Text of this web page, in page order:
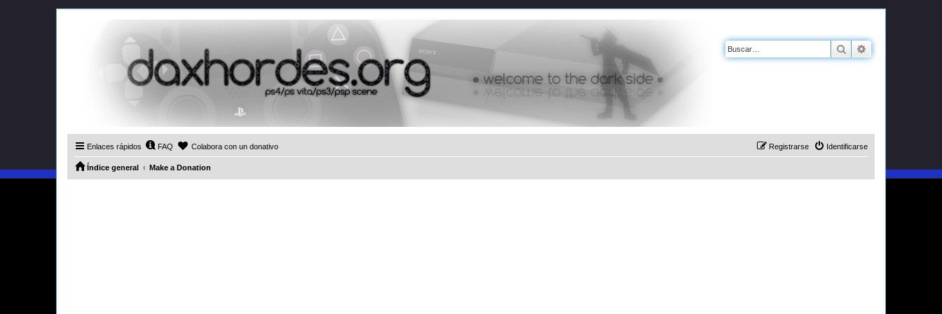
Buscar
Enlaces rápidos FAQ Colabora con un donativo Identificarse
Registrarse
Índice general Make a Donation